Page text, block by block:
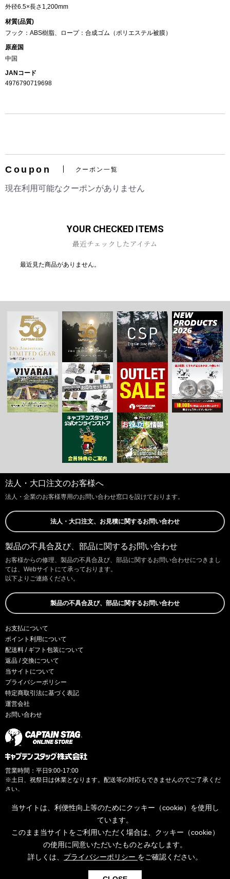
外径6.5×長さ1,200mm
材質(品質)
フック：ABS樹脂、ロープ：合成ゴム（ポリエステル被膜）
原産国
中国
JANコード
4976790719698
Coupon クーポン一覧
現在利用可能なクーポンがありません
YOUR CHECKED ITEMS
最近チェックしたアイテム
最近見た商品がありません。
法人・大口注文のお客様へ
法人・企業のお客様専用のお問い合わせ窓口を設けております。
法人・大口注文、お見積に関するお問い合わせ
製品の不具合及び、部品に関するお問い合わせ
お客様からの修理、製品の不具合及び、部品に関するお問い合わせにつきまし
ては、Webサイトにて承っております。
以下よりご連絡ください。
製品の不具合及び、部品に関するお問い合わせ
お支払について
ポイント利用について
配送料 / ギフト包装について
返品 / 交換について
当サイトについて
プライバシーポリシー
特定商取引法に基づく表記
運営会社
お問い合わせ
営業時間：平日9:00-17:00
※土日、祝祭日は休業となります。配送等の対応もできませんのでご了承くだ
さい。
当サイトは、利便性向上等のためにクッキー（cookie）を使用し
ています。
このまま当サイトをご利用いただく場合は、クッキー（cookie）
の使用に同意いただいたものとみなします。
詳しくは、 プライバシーポリシー をご確認ください。